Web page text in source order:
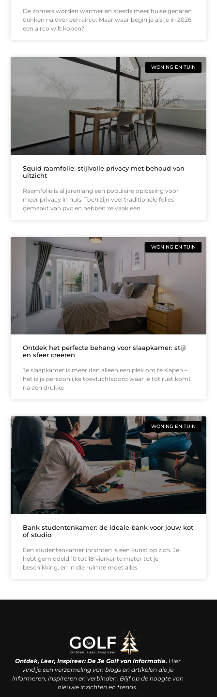
De zomers worden warmer en steeds meer huiseigenaren
denken na over een airco. Maar waar begin je als je in 2026
een airco wilt kopen?
WONING EN TUIN
Squid raamfolie: stijlvolle privacy met behoud van
uitzicht
Raamfolie is al jarenlang een populaire oplossing voor
meer privacy in huis. Toch zijn veel traditionele folies
gemaakt van pvc en hebben ze vaak een
WONING EN TUIN
Ontdek het perfecte behang voor slaapkamer: stijl
en sfeer creëren
Je slaapkamer is meer dan alleen een plek om te slapen –
het is je persoonlijke toevluchtsoord waar je tot rust komt
na een drukke
WONING EN TUIN
Bank studentenkamer: de ideale bank voor jouw kot
of studio
Een studentenkamer inrichten is een kunst op zich. Je
hebt gemiddeld 10 tot 18 vierkante meter tot je
beschikking, en in die ruimte moet álles
Ontdek, Leer, Inspireer: De 3e Golf van Informatie.Hier
vind je een verzameling van blogs en artikelen die je
informeren, inspireren en verbinden. Blijf op de hoogte van
nieuwe inzichten en trends.